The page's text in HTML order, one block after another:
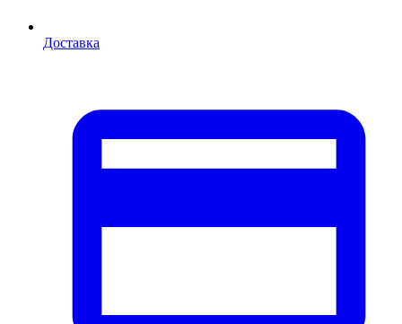
Доставка